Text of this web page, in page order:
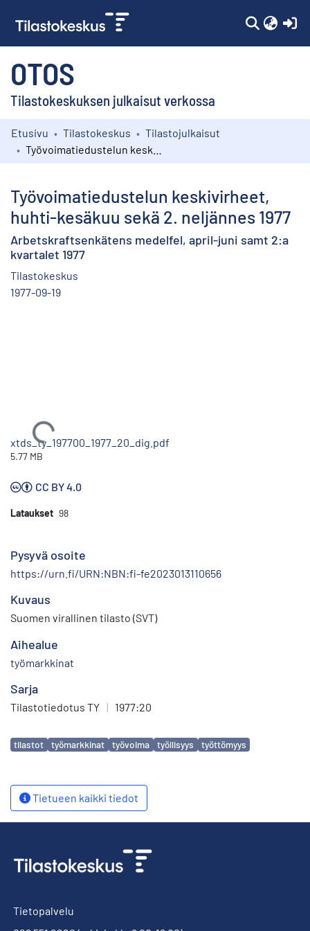
OTOS
Tilastokeskuksen julkaisut verkossa
Kokoelmat
Etusivu Tilastokeskus
Tilastojulkaisut
Työvoimatiedustelun keskivirheet,
huhti-kesäkuu sekä 2. neljännes 1977
Arbetskraftsenkätens medelfel, april-juni samt 2:a
kvartalet 1977
Tilastokeskus
1977-09-19
Ladataan...
xtds_ty_197700_1977_20_dig.pdf
5.77 MB
CC BY 4.0
Lataukset 98
Pysyvä osoite
https://urn.fi/URN:NBN:fi-fe2023013110656
Kuvaus
Suomen virallinen tilasto (SVT)
Aihealue
työmarkkinat
Sarja
Tilastotiedotus TY | 1977:20
Avainsanat
tilastot työmarkkinat työvoima työllisyys työttömyys
Tietueen kaikki tiedot
Tietopalvelu